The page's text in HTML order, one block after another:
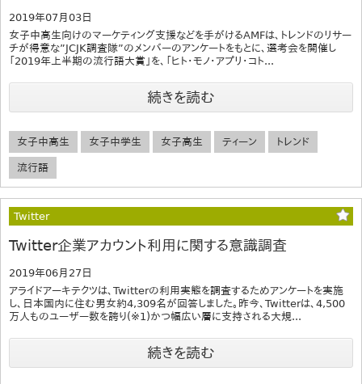
2019年07月03日
女子中高生向けのマーケティング支援などを手がけるAMFは、トレンドのリサー
チが得意な”JCJK調査隊”のメンバーのアンケートをもとに、選考会を開催し
「2019年上半期の流行語大賞」を、「ヒト・モノ・アプリ・コト...
続きを読む
女子中高生 女子中学生 女子高生 ティーン トレンド
流行語
Twitter
Twitter企業アカウント利用に関する意識調査
2019年06月27日
アライドアーキテクツは、Twitterの利用実態を調査するためアンケートを実施
し、日本国内に住む男女約4,309名が回答しました。昨今、Twitterは、4,500
万人ものユーザー数を誇り(※1)かつ幅広い層に支持される大規...
続きを読む